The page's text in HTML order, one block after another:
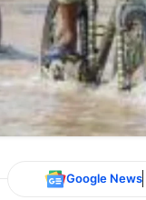
Google News